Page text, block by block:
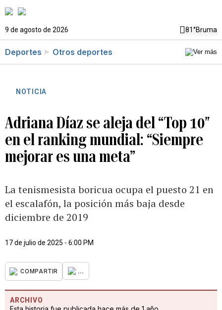
9 de agosto de 2026 81°Bruma
Deportes Otros deportes
NOTICIA
Adriana Díaz se aleja del “Top 10″
en el ranking mundial: “Siempre
mejorar es una meta”
La tenismesista boricua ocupa el puesto 21 en
el escalafón, la posición más baja desde
diciembre de 2019
17 de julio de 2025 - 6:00 PM
COMPARTIR ...
ARCHIVO